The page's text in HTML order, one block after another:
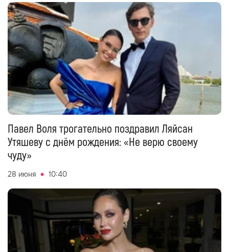
Павел Воля трогательно поздравил Ляйсан
Утяшеву с днём рождения: «Не верю своему
чуду»
28 июня 10:40